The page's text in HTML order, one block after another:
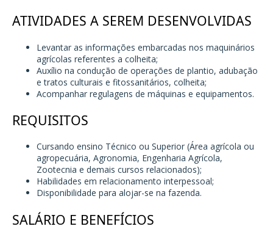
ATIVIDADES A SEREM DESENVOLVIDAS
Levantar as informações embarcadas nos maquinários
agrícolas referentes a colheita;
Auxílio na condução de operações de plantio, adubação
e tratos culturais e fitossanitários, colheita;
Acompanhar regulagens de máquinas e equipamentos.
REQUISITOS
Cursando ensino Técnico ou Superior (Área agrícola ou
agropecuária, Agronomia, Engenharia Agrícola,
Zootecnia e demais cursos relacionados);
Habilidades em relacionamento interpessoal;
Disponibilidade para alojar-se na fazenda.
SALÁRIO E BENEFÍCIOS